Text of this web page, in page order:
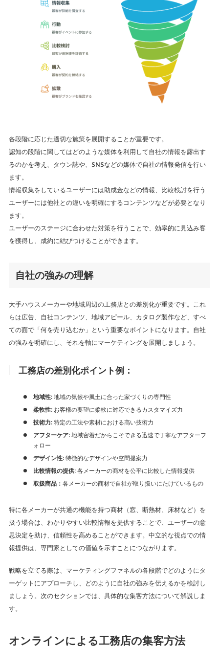
各段階に応じた適切な施策を展開することが重要です。
認知の段階に関してはどのような媒体を利用して自社の情報を露出す
るのかを考え、タウン誌や、SNSなどの媒体で自社の情報発信を行い
ます。
情報収集をしているユーザーには助成金などの情報、比較検討を行う
ユーザーには他社との違いを明確にするコンテンツなどが必要となり
ます。
ユーザーのステージに合わせた対策を行うことで、効率的に見込み客
を獲得し、成約に結びつけることができます。
自社の強みの理解
大手ハウスメーカーや地域周辺の工務店との差別化が重要です。これ
らは広告、自社コンテンツ、地域アピール、カタログ製作など、すべ
ての面で「何を売り込むか」という重要なポイントになります。自社
の強みを明確にし、それを軸にマーケティングを展開しましょう。
工務店の差別化ポイント例：
地域性: 地域の気候や風土に合った家づくりの専門性
柔軟性: お客様の要望に柔軟に対応できるカスタマイズ力
技術力: 特定の工法や素材における高い技術力
アフターケア: 地域密着だからこそできる迅速で丁寧なアフターフ
ォロー
デザイン性: 特徴的なデザインや空間提案力
比較情報の提供: 各メーカーの商材を公平に比較した情報提供
取扱商品： 各メーカーの商材で自社が取り扱いにたけているもの
特に各メーカーが共通の機能を持つ商材（窓、断熱材、床材など）を
扱う場合は、わかりやすい比較情報を提供することで、ユーザーの意
思決定を助け、信頼性を高めることができます。中立的な視点での情
報提供は、専門家としての価値を示すことにつながります。
戦略を立てる際は、マーケティングファネルの各段階でどのようにタ
ーゲットにアプローチし、どのように自社の強みを伝えるかを検討し
ましょう。次のセクションでは、具体的な集客方法について解説しま
す。
オンラインによる工務店の集客方法